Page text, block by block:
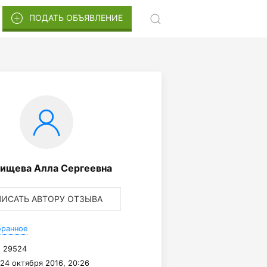
ПОДАТЬ ОБЪЯВЛЕНИЕ
Алла Сергеевна
АВТОРУ ОТЗЫВА
29524
октября 2016, 20:26